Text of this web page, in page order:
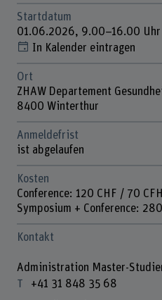
Startdatum
01.06.2026, 9.00–16.00 Uhr
In Kalender eintragen
Ort
ZHAW Departement
8400 Winterthur
Anmeldefrist
ist abgelaufen
Kosten
Conference: 120 CHF / 70
Symposium + Conference:
Kontakt
Administration Master-
+41 31 848 35 68